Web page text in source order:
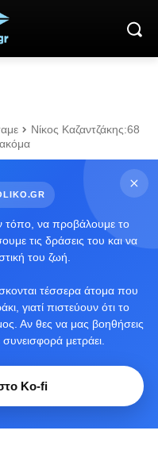
Νίκος Καζαντζάκης:68
τόπο, να προβάλουμε το
τις δράσεις του και να
του ζωή.
τέσσερα άτομα που
γιατί πιστεύουν ότι το
Αν θες να μας βοηθήσεις
μετράει.
Ko-fi